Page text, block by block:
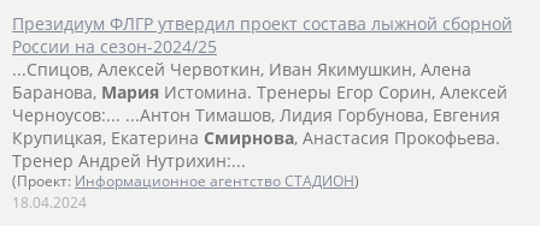
Президиум ФЛГР утвердил проект состава лыжной сборной
России на сезон-2024/25
...Спицов, Алексей Червоткин, Иван Якимушкин, Алена
Баранова, Мария Истомина. Тренеры Егор Сорин, Алексей
Черноусов:... ...Антон Тимашов, Лидия Горбунова, Евгения
Крупицкая, Екатерина Смирнова, Анастасия Прокофьева.
Тренер Андрей Нутрихин:...
(Проект: Информационное агентство СТАДИОН)
18.04.2024